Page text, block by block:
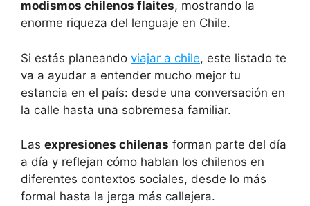
modismos chilenos flaites, mostrando la
enorme riqueza del lenguaje en Chile.
Si estás planeando viajar a chile, este listado te
va a ayudar a entender mucho mejor tu
estancia en el país: desde una conversación en
la calle hasta una sobremesa familiar.
Las expresiones chilenas forman parte del día
a día y reflejan cómo hablan los chilenos en
diferentes contextos sociales, desde lo más
formal hasta la jerga más callejera.